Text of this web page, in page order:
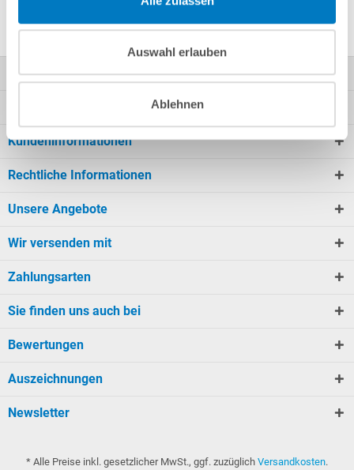
Auswahl erlauben
Ablehnen
Kontakt
Kundeninformationen
Rechtliche Informationen
Unsere Angebote
Wir versenden mit
Zahlungsarten
Sie finden uns auch bei
Bewertungen
Auszeichnungen
Newsletter
* Alle Preise inkl. gesetzlicher MwSt., ggf. zuzüglich Versandkosten.